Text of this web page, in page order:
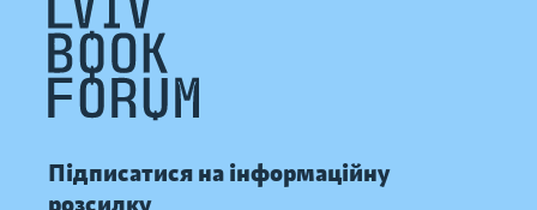
Підписатися на інформаційну